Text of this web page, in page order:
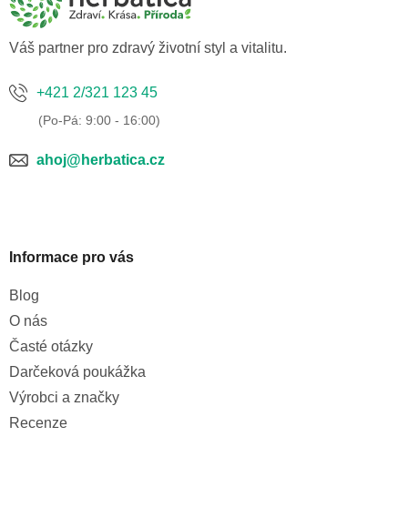
Váš partner pro zdravý životní styl a vitalitu.
+421 2/321 123 45
ahoj@herbatica.cz
Informace pro vás
Blog
O nás
Časté otázky
Darčeková poukážka
Výrobci a značky
Recenze